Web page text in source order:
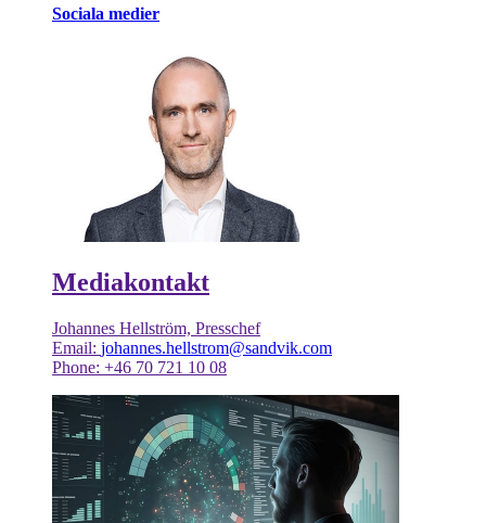
Sociala medier
Mediakontakt
Johannes Hellström, Presschef
Email: johannes.hellstrom@sandvik.com
Phone: +46 70 721 10 08